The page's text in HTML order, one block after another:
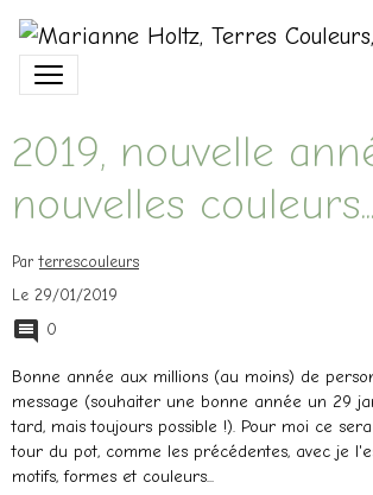
2019, nouvelle
nouvelles
Parterrescouleurs
Le 29/01/2019
0
Bonne année aux millions (au moins) de
message (souhaiter une bonne année un 29
tard, mais toujours possible !). Pour moi ce
tour du pot, comme les précédentes, avec je
motifs, formes et couleurs...